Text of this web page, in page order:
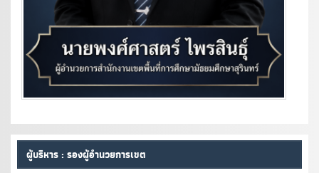
ผู้บริหาร : รองผู้อำนวยการเขต